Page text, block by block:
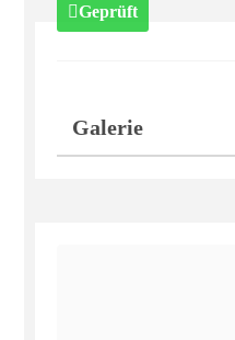
Geprüft
Galerie